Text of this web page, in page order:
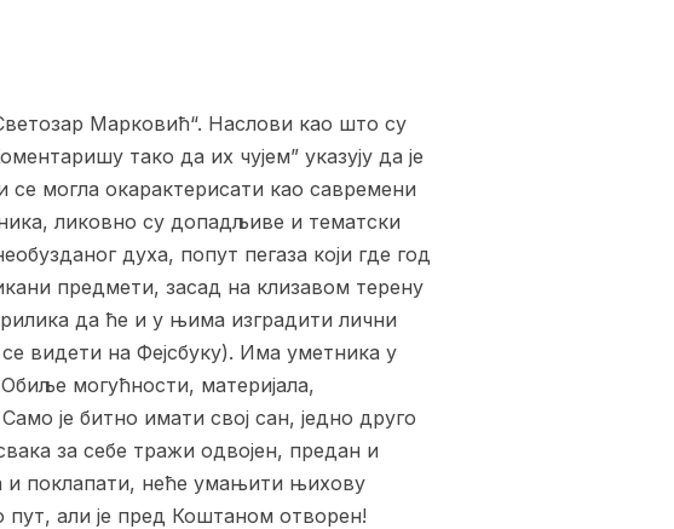
Марковић“. Наслови као што су
тако да их чујем” указују да је
могла окарактерисати као савремени
ликовно су допадљиве и тематски
духа, попут пегаза који где год
предмети, засад на клизавом терену
да ће и у њима изградити лични
видети на Фејсбуку). Има уметника у
могућности, материјала,
је битно имати свој сан, једно друго
за себе тражи одвојен, предан и
и поклапати, неће умањити њихову
пут, али је пред Коштаном отворен!